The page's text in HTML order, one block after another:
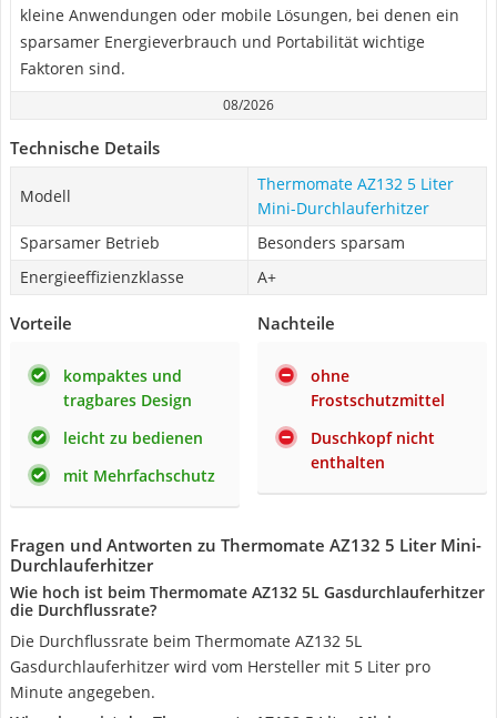
kleine Anwendungen oder mobile Lösungen, bei denen ein
sparsamer Energieverbrauch und Portabilität wichtige
Faktoren sind.
08/2026
Technische Details
Modell
Thermomate AZ132 5 Liter
Mini-Durchlauferhitzer
Sparsamer Betrieb
Besonders sparsam
Energieeffizienzklasse
A+
Vorteile
kompaktes und
tragbares Design
leicht zu bedienen
mit Mehrfachschutz
Nachteile
ohne
Frostschutzmittel
Duschkopf nicht
enthalten
Fragen und Antworten zu Thermomate AZ132 5 Liter Mini-
Durchlauferhitzer
Wie hoch ist beim Thermomate AZ132 5L Gasdurchlauferhitzer
die Durchflussrate?
Die Durchflussrate beim Thermomate AZ132 5L
Gasdurchlauferhitzer wird vom Hersteller mit 5 Liter pro
Minute angegeben.